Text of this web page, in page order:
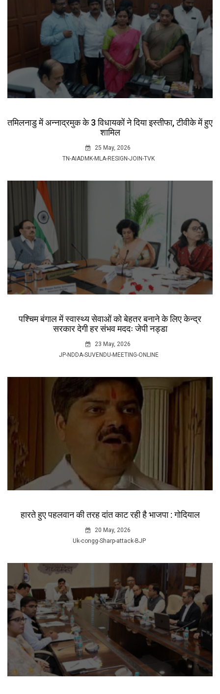
तमिलनाडु में अन्नाद्रमुक के 3 विधायकों ने दिया इस्तीफा, टीवीके में हुए
शामिल
25 May, 2026
TN-AIADMK-MLA-RESIGN-JOIN-TVK
पश्चिम बंगाल में स्वास्थ्य सेवाओं को बेहतर बनाने के लिए केन्द्र
सरकार देगी हर संभव मददः जेपी नड्डा
23 May, 2026
JP-NDDA-SUVENDU-MEETING-ONLINE
हारते हुए पहलवान की तरह दांत काट रही है भाजपा : गोदियाल
20 May, 2026
Uk-congg-Sharp-attack-BJP